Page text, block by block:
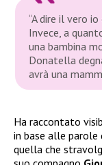
“A dire il vero
Invece, a
una bambina
Donatella
avrà una
Ha raccontato
in base alle parole
quella che